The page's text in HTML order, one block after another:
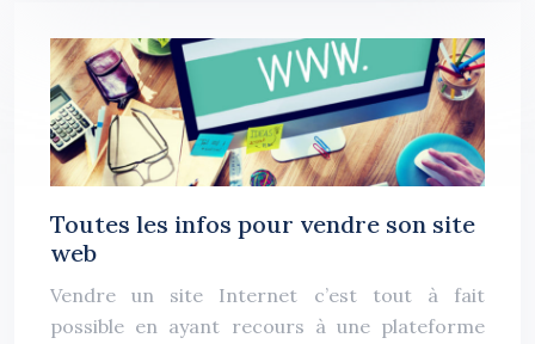
Toutes les infos pour vendre son site
web
Vendre un site Internet c’est tout à fait
possible en ayant recours à une plateforme